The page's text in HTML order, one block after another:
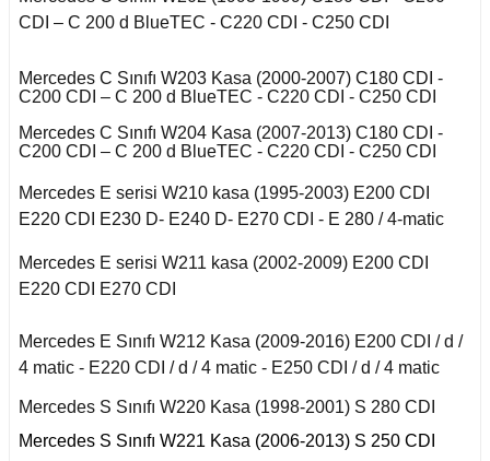
C
X6 Seri F16 2014
W220 (1998-2005)
W221 (2006-2013)
S Serisi W222 (2013-
2021)
(2004-2017)
(1999-2018)
2006-2008
2020
Puma 2020-2022
CDI – C 200 d BlueTEC - C220 CDI - C250 CDI
Mercedes C Sınıfı W203 Kasa (2000-2007) C180 CDI -
C200 CDI – C 200 d BlueTEC - C220 CDI - C250 CDI
Mercedes C Sınıfı W204 Kasa (2007-2013) C180 CDI -
C200 CDI – C 200 d BlueTEC - C220 CDI - C250 CDI
Mercedes E serisi W210 kasa (1995-2003) E200 CDI
E220 CDI E230 D- E240 D- E270 CDI - E 280 / 4-matic
Mercedes E serisi W211 kasa (2002-2009) E200 CDI
E220 CDI E270 CDI
Mercedes E Sınıfı W212 Kasa (2009-2016) E200 CDI / d /
4 matic - E220 CDI / d / 4 matic - E250 CDI / d / 4 matic
Mercedes S Sınıfı W220 Kasa (1998-2001) S 280 CDI
Mercedes S Sınıfı W221 Kasa (2006-2013) S 250 CDI